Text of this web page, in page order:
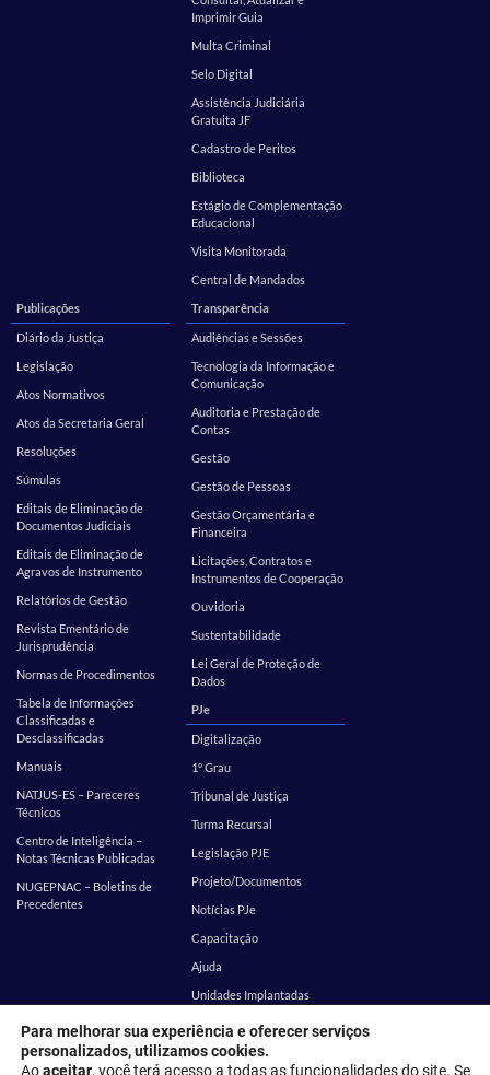
Imprimir Guia
Multa Criminal
Selo Digital
Assistência Judiciária
Gratuita JF
Cadastro de Peritos
Biblioteca
Estágio de Complementação
Educacional
Visita Monitorada
Central de Mandados
Publicações
Diário da Justiça
Legislação
Atos Normativos
Atos da Secretaria Geral
Resoluções
Súmulas
Editais de Eliminação de
Documentos Judiciais
Editais de Eliminação de
Agravos de Instrumento
Relatórios de Gestão
Revista Ementário de
Jurisprudência
Normas de Procedimentos
Tabela de Informações
Classificadas e
Desclassificadas
Manuais
NATJUS-ES – Pareceres
Técnicos
Centro de Inteligência –
Notas Técnicas Publicadas
NUGEPNAC – Boletins de
Precedentes
Transparência
Audiências e Sessões
Tecnologia da Informação e
Comunicação
Auditoria e Prestação de
Contas
Gestão
Gestão de Pessoas
Gestão Orçamentária e
Financeira
Licitações, Contratos e
Instrumentos de Cooperação
Ouvidoria
Sustentabilidade
Lei Geral de Proteção de
Dados
PJe
Digitalização
1º Grau
Tribunal de Justiça
Turma Recursal
Legislação PJE
Projeto/Documentos
Notícias PJe
Capacitação
Ajuda
Unidades Implantadas
Estatística
SEI
EMES Corregedoria
Para melhorar sua experiência e oferecer serviços
personalizados, utilizamos cookies.
Aoaceitar, você terá acesso a todas as funcionalidades do site. Se